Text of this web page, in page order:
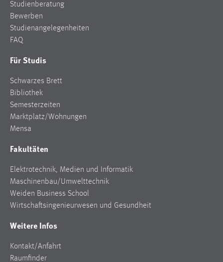
Studienberatung
Bewerben
Studienangelegenheiten
FAQ
Für Studis
Schwarzes Brett
Bibliothek
Semesterzeiten
Marktplatz/Wohnungen
Mensa
Fakultäten
Elektrotechnik, Medien und Informatik
Maschinenbau/Umwelttechnik
Weiden Business School
Wirtschaftsingenieurwesen und Gesundheit
Weitere Infos
Kontakt/Anfahrt
Raumfinder